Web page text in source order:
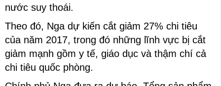
nước suy thoái.
Theo đó, Nga dự kiến cắt giảm 27% chi tiêu
của năm 2017, trong đó những lĩnh vực bị cắt
giảm mạnh gồm y tế, giáo dục và thậm chí cả
chi tiêu quốc phòng.